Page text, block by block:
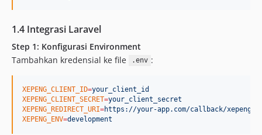
1.4 Integrasi Laravel
Step 1: Konfigurasi Environment
Tambahkan kredensial ke file
.env :
XEPENG_CLIENT_ID=your_client_id
XEPENG_CLIENT_SECRET=your_client_secret
XEPENG_REDIRECT_URI=https://your-app.com/callback/xepeng
XEPENG_ENV=development